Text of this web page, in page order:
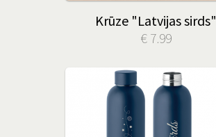
Krūze "Latvijas sirds"
€ 7.99